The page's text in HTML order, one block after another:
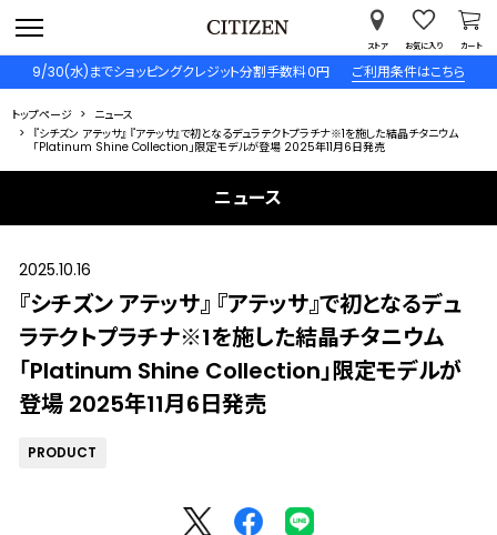
9/30(水)までショッピングクレジット分割手数料０円 ご利用条件はこちら
ストア お気に入り カート
トップページ
ニュース
『シチズン アテッサ』 『アテッサ』で初となるデュラテクトプラチナ※1を施した結晶チタニウム
「Platinum Shine Collection」限定モデルが登場 2025年11月6日発売
ニュース
2025.10.16
『シチズン アテッサ』 『アテッサ』で初となるデュ
ラテクトプラチナ※1を施した結晶チタニウム
「Platinum Shine Collection」限定モデルが
登場 2025年11月6日発売
PRODUCT